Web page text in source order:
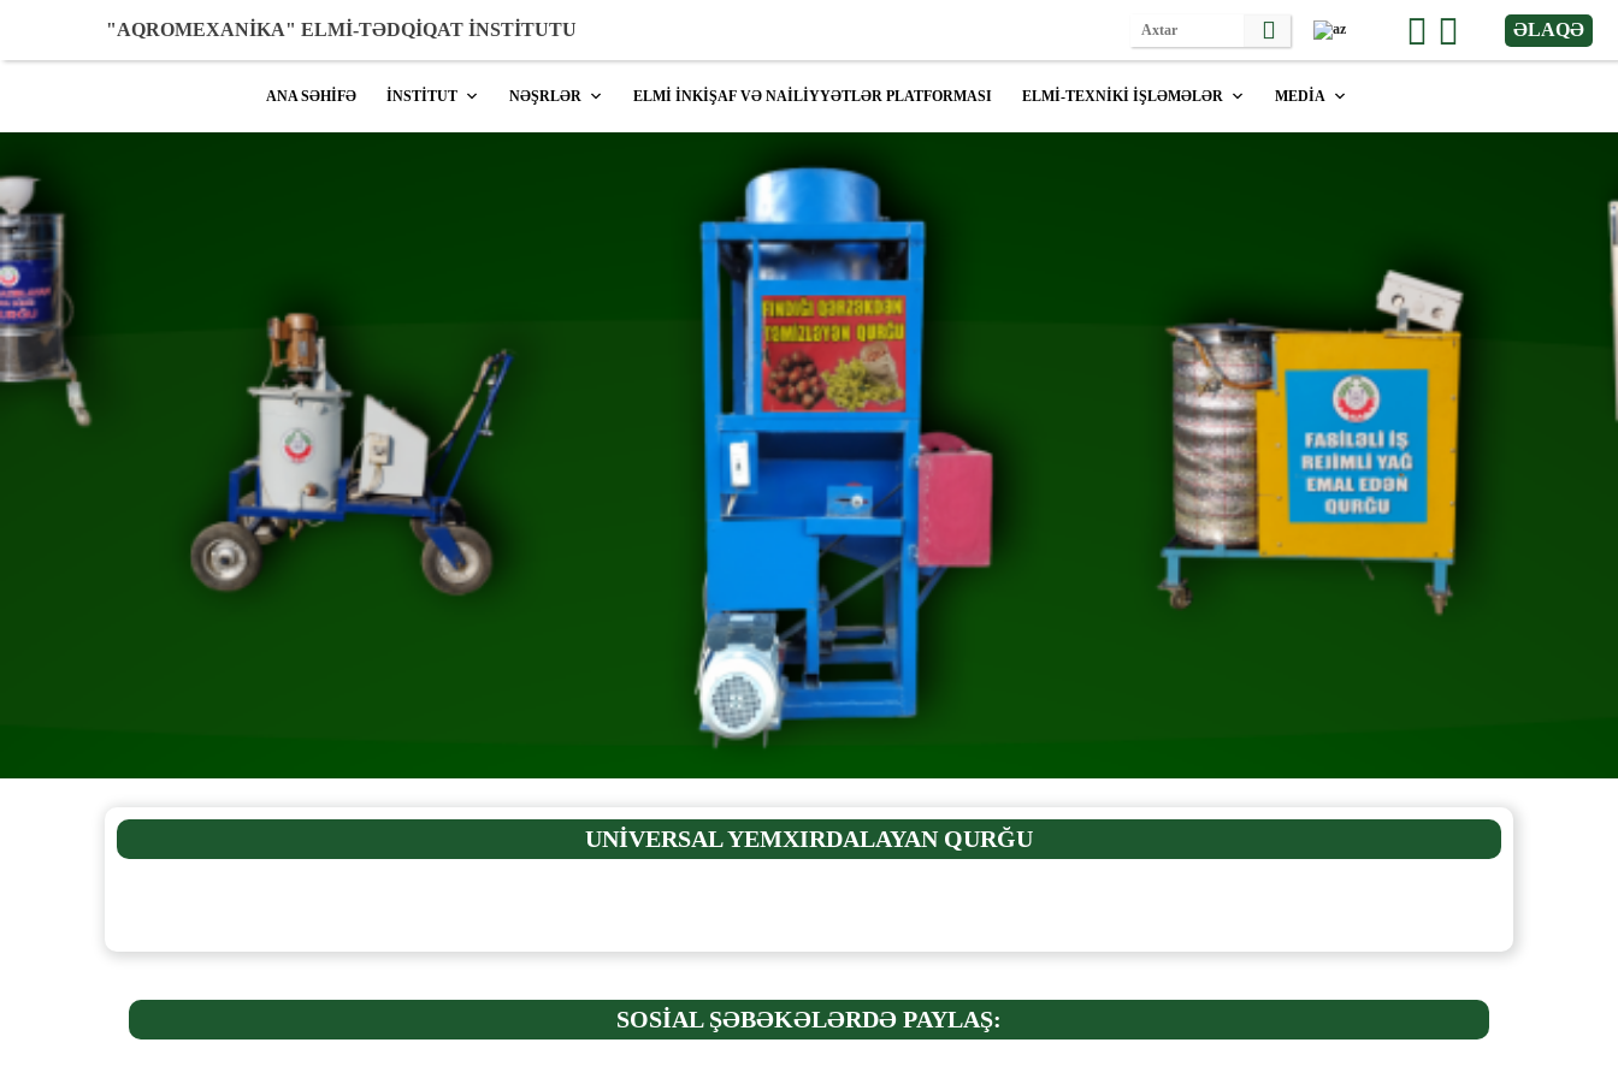
"AQROMEXANİKA" ELMİ-TƏDQİQAT İNSTİTUTU ƏLAQƏ
ANA SƏHİFƏ İNSTİTUT NƏŞRLƏR ELMİ İNKİŞAF VƏ NAİLİYYƏTLƏR PLATFORMASI ELMİ-TEXNİKİ İŞLƏMƏLƏR MEDİA
UNİVERSAL YEMXIRDALAYAN QURĞU
SOSİAL ŞƏBƏKƏLƏRDƏ PAYLAŞ: